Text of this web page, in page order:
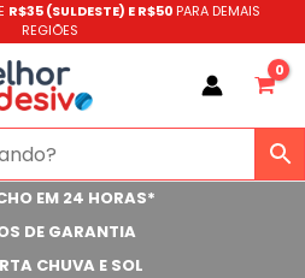
R$35 (SULDESTE) E R$50 PARA DEMAIS
REGIÕES
EM 24 HORAS*
DE GARANTIA
CHUVA E SOL